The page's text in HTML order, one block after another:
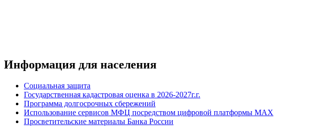
Информация для населения
Социальная защита
Государственная кадастровая оценка в 2026-2027г.г.
Программа долгосрочных сбережений
Использование сервисов МФЦ посредством цифровой платформы MAX
Просветительские материалы Банка России